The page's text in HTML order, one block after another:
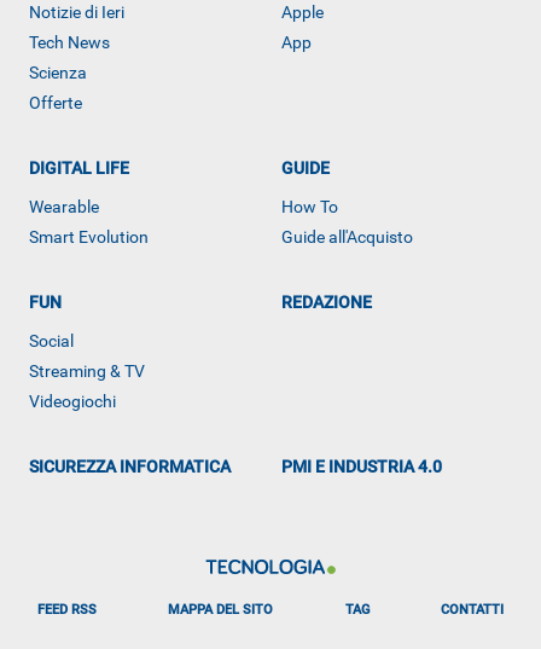
Notizie di Ieri
Tech News
Scienza
Offerte
Apple
App
DIGITAL LIFE
Wearable
Smart Evolution
GUIDE
How To
Guide all'Acquisto
FUN
Social
Streaming & TV
Videogiochi
REDAZIONE
SICUREZZA INFORMATICA PMI E INDUSTRIA 4.0
FEED RSS MAPPA DEL SITO TAG CONTATTI